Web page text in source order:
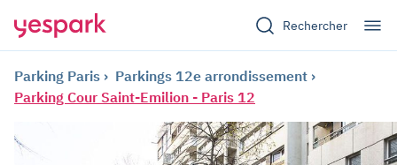
Rechercher
Parking Paris
Parkings 12e arrondissement
Parking Cour Saint-Emilion - Paris 12